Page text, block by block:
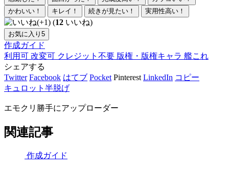
かわいい！
キレイ！ 続きが見たい！ 実用性高い！
(12 いいね)
お気に入り 5
作成ガイド
利用可 改変可 クレジット不要 版権・版権キャラ 艦これ
シェアする
Twitter Facebook はてブ Pocket Pinterest LinkedIn コピー
キュロット半脱げ
エモクリ勝手にアップローダー
関連記事
作成ガイド